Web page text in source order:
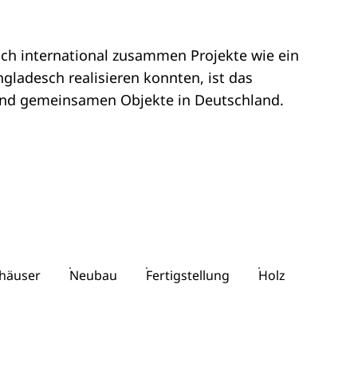
international zusammen Projekte wie ein
realisieren konnten, ist das
gemeinsamen Objekte in Deutschland.
Neubau Fertigstellung
Holz